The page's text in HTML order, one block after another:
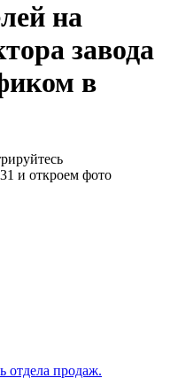
на
завода
в
и откроем фото
отдела продаж.